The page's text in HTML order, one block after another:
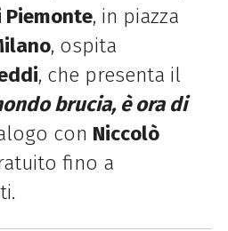
, in piazza
, ospita
, che presenta il
brucia, è ora di
con Niccolò
fino a